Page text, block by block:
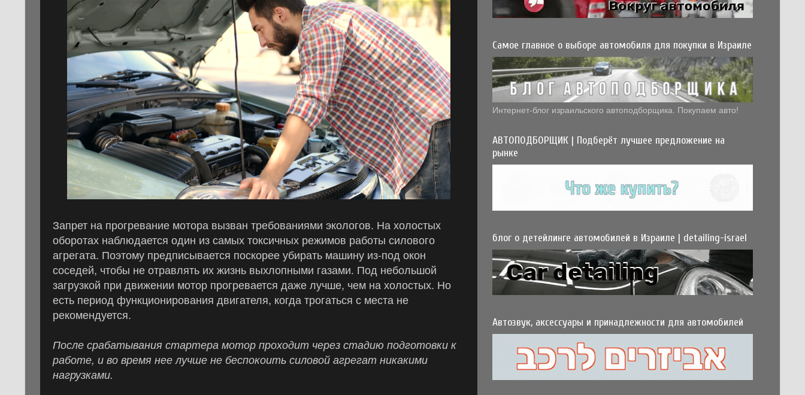
Запрет на прогревание мотора вызван требованиями экологов. На холостых
оборотах наблюдается один из самых токсичных режимов работы силового
агрегата. Поэтому предписывается поскорее убирать машину из-под окон
соседей, чтобы не отравлять их жизнь выхлопными газами. Под небольшой
загрузкой при движении мотор прогревается даже лучше, чем на холостых. Но
есть период функционирования двигателя, когда трогаться с места не
рекомендуется.
После срабатывания стартера мотор проходит через стадию подготовки к
работе, и во время нее лучше не беспокоить силовой агрегат никакими
нагрузками.
Самое главное о выборе автомобиля для покупки в Израиле
Интернет-блог израильского автоподборщика. Покупаем авто!
АВТОПОДБОРЩИК | Подберёт лучшее предложение на
рынке
блог о детейлинге автомобилей в Израиле | detailing-israel
Автозвук, аксессуары и принадлежности для автомобилей